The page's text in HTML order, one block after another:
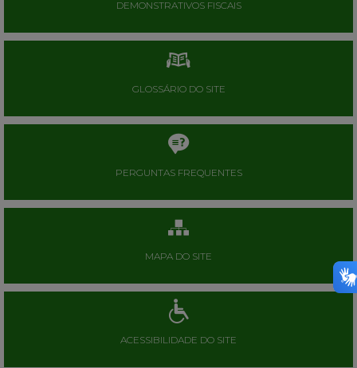
DEMONSTRATIVOS FISCAIS
GLOSSÁRIO DO SITE
PERGUNTAS FREQUENTES
MAPA DO SITE
ACESSIBILIDADE DO SITE